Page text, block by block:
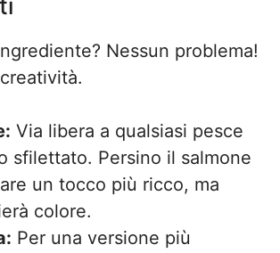
Nessun problema!
Via libera a qualsiasi pesce
sfilettato. Persino il salmone
un tocco più ricco, ma
colore.
Per una versione più